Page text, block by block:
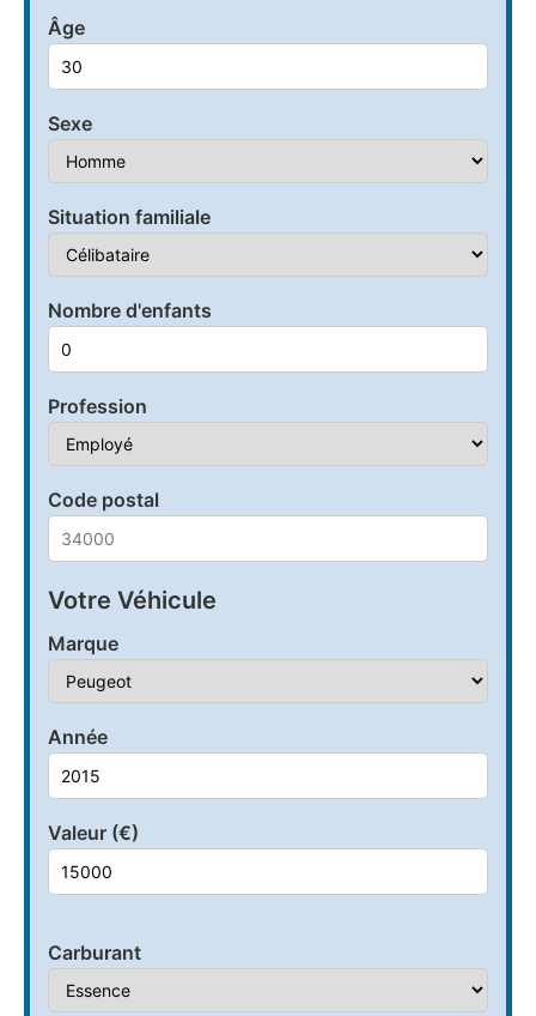
Âge
Sexe
Situation familiale
Nombre d'enfants
Profession
Code postal
Votre Véhicule
Marque
Année
Valeur (€)
Carburant